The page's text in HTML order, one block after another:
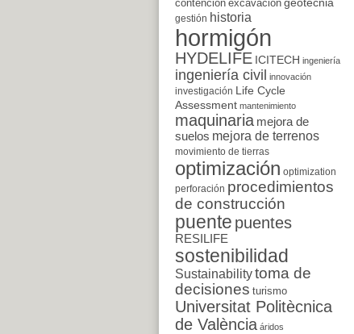
contención excavación geotecnia
gestión historia
hormigón
HYDELIFE ICITECH ingeniería
ingeniería civil innovación
investigación
Life Cycle
Assessment mantenimiento
maquinaria mejora de
suelos mejora de terrenos
movimiento de tierras
optimización optimization
perforación procedimientos
de construcción
puente puentes
RESILIFE
sostenibilidad
Sustainabilitytoma de
decisiones turismo
Universitat Politècnica
de València áridos